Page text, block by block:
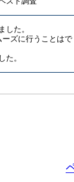
した。
ズに行うことはで
た。